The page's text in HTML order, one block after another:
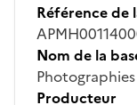
Référence de
Nom de la
Producteur